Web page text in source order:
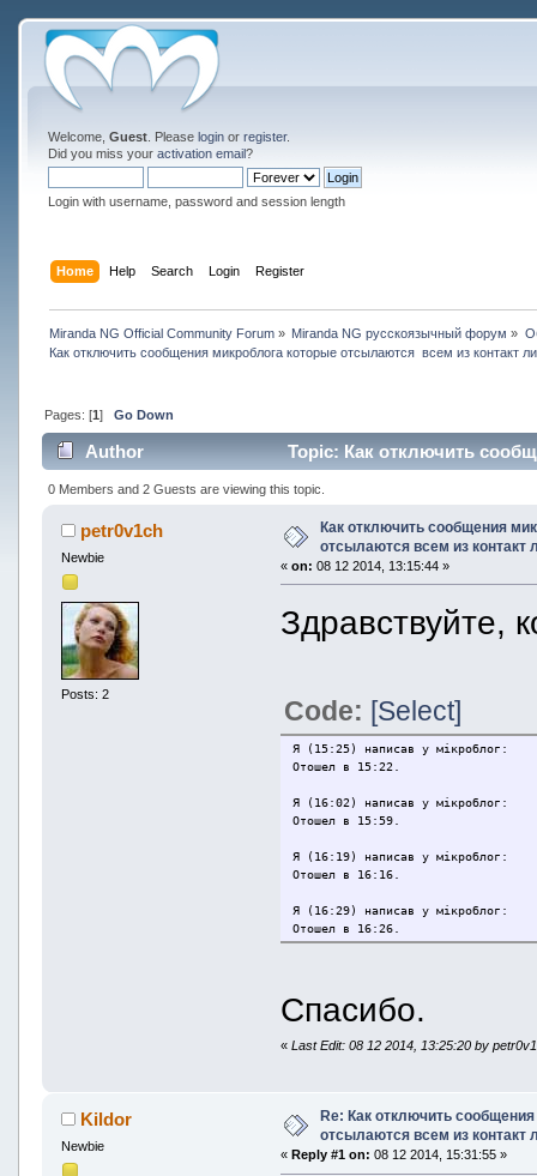
Welcome, Guest. Please loginor register.
Did you miss your activation email?
Login with username, password and session length
Home Help Search Login Register
Miranda NG Official Community Forum» Miranda NG русскоязычный форум »
Как отключить сообщения микроблога которые отсылаются  всем из контакт
Pages: [1] Go Down
Author
Topic: Как отключить
(Read 16476 times)
0 Members and 2 Guests are viewing this topic.
petr0v1ch
Newbie
Posts: 2
Как отключить сообщения
отсылаются всем из контакт
«on: 08 12 2014, 13:15:44 »
Здравствуйте,
Code: [Select]
Я (15:25) написав у мікроблог:
Отошел в 15:22.
Я (16:02) написав у мікроблог:
Отошел в 15:59.
Я (16:19) написав у мікроблог:
Отошел в 16:16.
Я (16:29) написав у мікроблог:
Отошел в 16:26.
Спасибо.
«Last Edit: 08 12 2014, 13:25:20 by
Kildor
Newbie
Re: Как отключить
отсылаются всем из контакт
«Reply #1 on: 08 12 2014, 15:31:55 »